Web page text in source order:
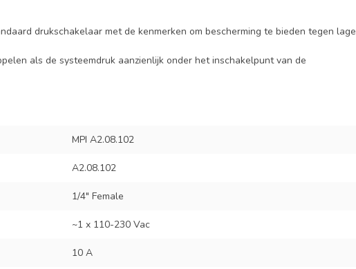
drukschakelaar met de kenmerken om bescherming te bieden tegen lage
als de systeemdruk aanzienlijk onder het inschakelpunt van de
MPI A2.08.102
A2.08.102
1/4" Female
~1 x 110-230 Vac
10 A